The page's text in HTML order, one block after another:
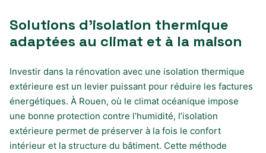
Solutions d’isolation thermique
adaptées au climat et à la maison
Investir dans la rénovation avec une isolation thermique
extérieure est un levier puissant pour réduire les factures
énergétiques. À Rouen, où le climat océanique impose
une bonne protection contre l’humidité, l’isolation
extérieure permet de préserver à la fois le confort
intérieur et la structure du bâtiment. Cette méthode